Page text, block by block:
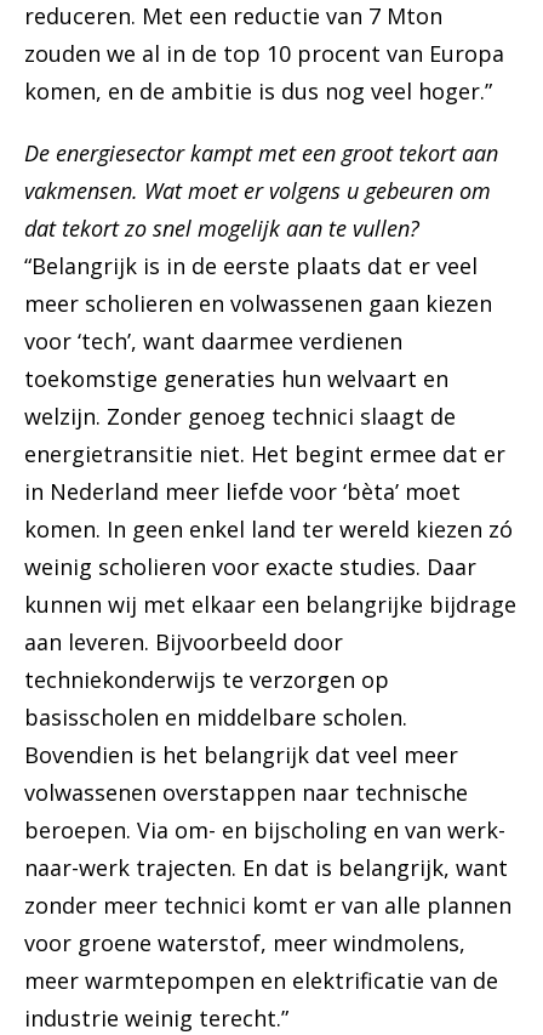
reduceren. Met een reductie van 7 Mton
zouden we al in de top 10 procent van Europa
komen, en de ambitie is dus nog veel hoger.”
De energiesector kampt met een groot tekort aan
vakmensen. Wat moet er volgens u gebeuren om
dat tekort zo snel mogelijk aan te vullen?
“Belangrijk is in de eerste plaats dat er veel
meer scholieren en volwassenen gaan kiezen
voor ‘tech’, want daarmee verdienen
toekomstige generaties hun welvaart en
welzijn. Zonder genoeg technici slaagt de
energietransitie niet. Het begint ermee dat er
in Nederland meer liefde voor ‘bèta’ moet
komen. In geen enkel land ter wereld kiezen zó
weinig scholieren voor exacte studies. Daar
kunnen wij met elkaar een belangrijke bijdrage
aan leveren. Bijvoorbeeld door
techniekonderwijs te verzorgen op
basisscholen en middelbare scholen.
Bovendien is het belangrijk dat veel meer
volwassenen overstappen naar technische
beroepen. Via om- en bijscholing en van werk-
naar-werk trajecten. En dat is belangrijk, want
zonder meer technici komt er van alle plannen
voor groene waterstof, meer windmolens,
meer warmtepompen en elektrificatie van de
industrie weinig terecht.”